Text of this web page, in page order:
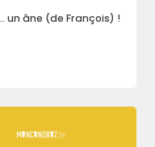
un âne (de François) !